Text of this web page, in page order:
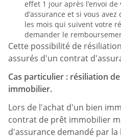
effet 1 jour après l’envoi
d’assurance et si vous
les mois qui suivent votre
demander le
Cette possibilité de
assurés d'un contrat
Cas particulier : résiliation
immobilier.
Lors de l'achat d'un bien
contrat de prêt immobilier
d'assurance demandé par